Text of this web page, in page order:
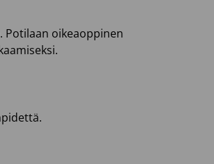
oikeaoppinen